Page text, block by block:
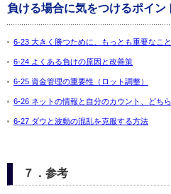
負ける場合に気をつけるポイン
6-23 大きく勝つために、もっとも重要なこと
6-24 よくある負けの原因と改善策
6-25 資金管理の重要性（ロット調整）
6-26 ネットの情報と自分のカウント、どち
6-27 ダウと波動の混乱を克服する方法
７．参考